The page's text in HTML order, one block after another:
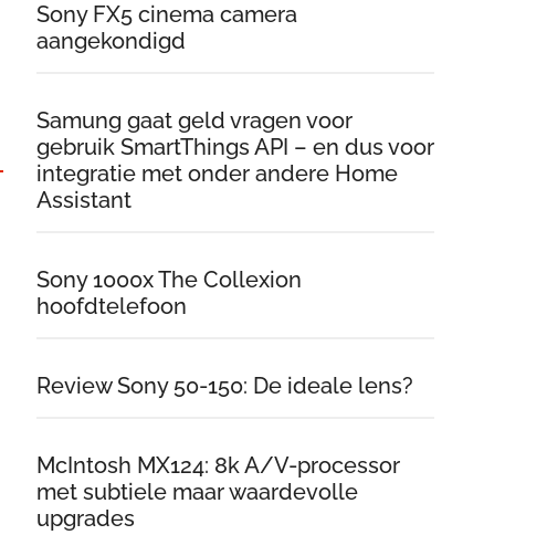
Sony FX5 cinema camera
aangekondigd
Samung gaat geld vragen voor
gebruik SmartThings API – en dus voor
integratie met onder andere Home
Assistant
Sony 1000x The Collexion
hoofdtelefoon
Review Sony 50-150: De ideale lens?
McIntosh MX124: 8k A/V-processor
met subtiele maar waardevolle
upgrades